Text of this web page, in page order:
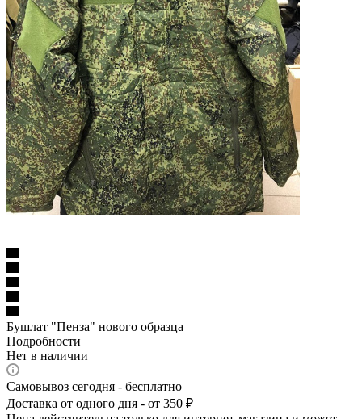
Бушлат "Пенза" нового образца
Подробности
Нет в наличии
Самовывоз сегодня - бесплатно
Доставка от одного дня - от 350 ₽